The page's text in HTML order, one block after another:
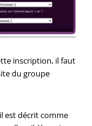
inscription, il faut
du groupe
est décrit comme